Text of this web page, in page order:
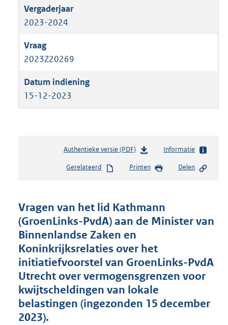
2023-2024
2023Z20269
15-12-2023
Authentieke versie (PDF)b
s
d
s
g
r
o
t
t
:
Informatie
Gerelateerd Printen Delen
Vragen van het lid Kathmann
(GroenLinks-PvdA) aan de Minister van
Binnenlandse Zaken en
Koninkrijksrelaties over het
initiatiefvoorstel van GroenLinks-PvdA
Utrecht over vermogensgrenzen voor
kwijtscheldingen van lokale
belastingen (ingezonden 15 december
2023).